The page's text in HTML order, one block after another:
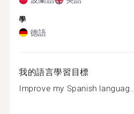
學
德語
我的語言學習目標
Improve my Spanish languag...